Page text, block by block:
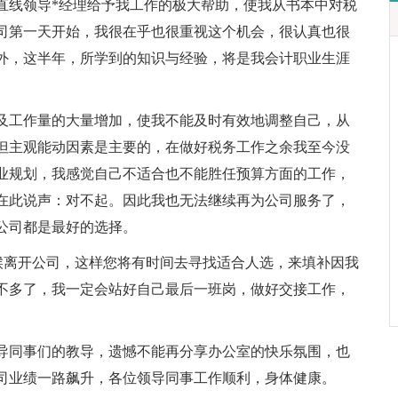
线领导*经理给予我工作的极大帮助，使我从书本中对税
一天开始，我很在乎也很重视这个机会，很认真也很
这半年，所学到的知识与经验，将是我会计职业生涯
作量的大量增加，使我不能及时有效地调整自己，从
观能动因素是主要的，在做好税务工作之余我至今没
划，我感觉自己不适合也不能胜任预算方面的工作，
说声：对不起。因此我也无法继续再为公司服务了，
都是最好的选择。
开公司，这样您将有时间去寻找适合人选，来填补因我
了，我一定会站好自己最后一班岗，做好交接工作，
同事们的教导，遗憾不能再分享办公室的快乐氛围，也
绩一路飙升，各位领导同事工作顺利，身体健康。